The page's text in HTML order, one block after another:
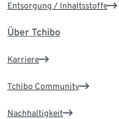
Entsorgung / Inhaltsstoffe
Über Tchibo
Karriere
Tchibo Community
Nachhaltigkeit